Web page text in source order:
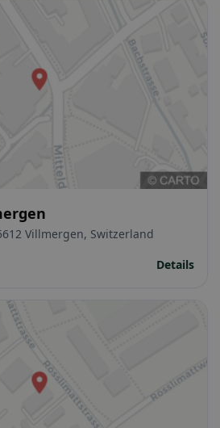
Villmergen, Switzerland
Details